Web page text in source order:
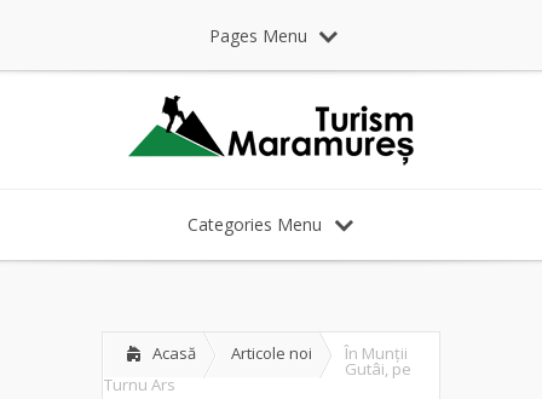
Pages Menu
Categories Menu
Acasă Articole noi În Munții
Gutâi, pe
Turnu Ars